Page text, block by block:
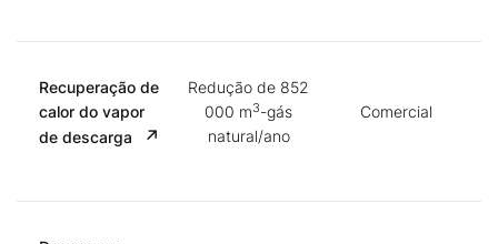
Recuperação de
calor do vapor
de descarga
Redução de 852
000 m3-gás
natural/ano
Comercial